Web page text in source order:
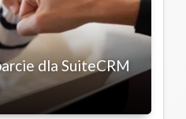
dla SuiteCRM